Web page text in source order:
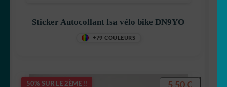
Sticker Autocollant fsa vélo bike DN9YO
+79 COULEURS
50% SUR LE 2ÈME !!